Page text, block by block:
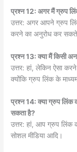
प्रश्न 12: अगर मैं ग्रुप
उत्तर: अगर आपने ग्रुप
करने का अनुरोध कर
प्रश्न 13: क्या मैं किसी
उत्तर: हां, लेकिन ऐसा
क्योंकि ग्रुप लिंक के
प्रश्न 14: क्या ग्रुप लिंक
सकता है?
उत्तर: हां, आप ग्रुप लिंक
सोशल मीडिया आदि।